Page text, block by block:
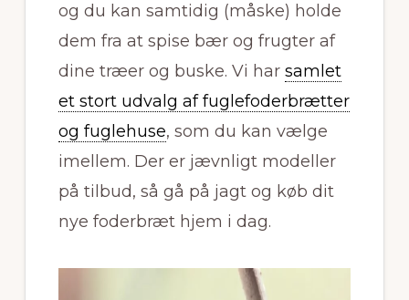
og du kan samtidig (måske) holde
dem fra at spise bær og frugter af
dine træer og buske. Vi har samlet
et stort udvalg af fuglefoderbrætter
og fuglehuse, som du kan vælge
imellem. Der er jævnligt modeller
på tilbud, så gå på jagt og køb dit
nye foderbræt hjem i dag.